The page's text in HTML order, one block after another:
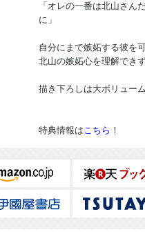
「オレの一番は北山さん
に」
自分にまで嫉妬する彼を
北山の嫉妬心を理解でき
描き下ろしは大ボリュー
特典情報はこちら ！